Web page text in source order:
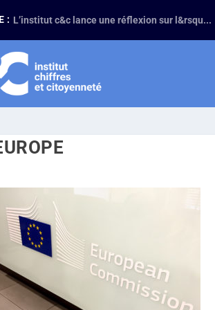
: L’institut c&c lance une réflexion sur l&rsqu...